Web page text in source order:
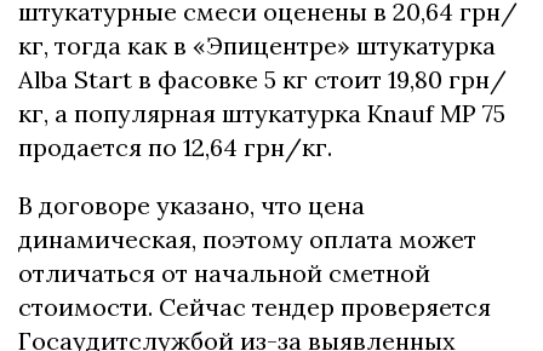
штукатурные смеси оценены в 20,64 грн/
кг, тогда как в «Эпицентре» штукатурка
Alba Start в фасовке 5 кг стоит 19,80 грн/
кг, а популярная штукатурка Knauf MP 75
продается по 12,64 грн/кг.
В договоре указано, что цена
динамическая, поэтому оплата может
отличаться от начальной сметной
стоимости. Сейчас тендер проверяется
Госаудитслужбой из-за выявленных